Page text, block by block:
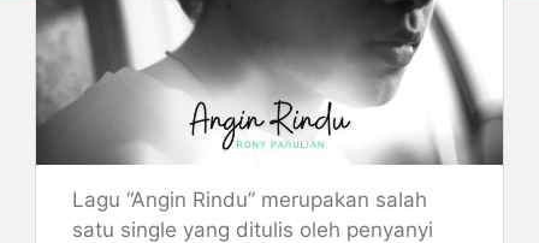
Lagu “Angin Rindu” merupakan salah
satu single yang ditulis oleh penyanyi